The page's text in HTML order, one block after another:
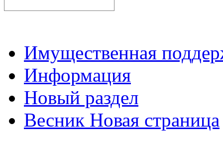
Имущественная
Информация
Новый раздел
Весник Новая страница